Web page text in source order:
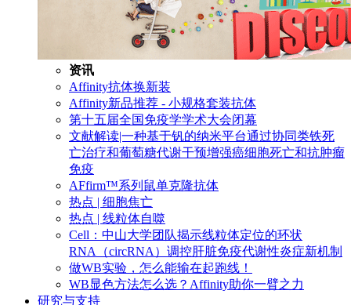
资讯
Affinity抗体换新装
Affinity新品推荐 - 小规格套装抗体
第十五届全国免疫学学术大会闭幕
文献解读|一种基于钒的纳米平台通过协同类铁死
亡治疗和葡萄糖代谢干预增强癌细胞死亡和抗肿瘤
免疫
AFfirm™系列鼠单克隆抗体
热点 | 细胞焦亡
热点 | 线粒体自噬
Cell：中山大学团队揭示线粒体定位的环状
RNA（circRNA）调控肝脏免疫代谢性炎症新机制
做WB实验，怎么能输在起跑线！
WB显色方法怎么选？Affinity助你一臂之力
研究与支持